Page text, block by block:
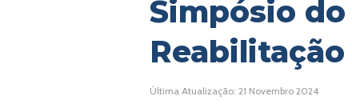
Simpósio do
Última Atualização: 21 Novembro 2024